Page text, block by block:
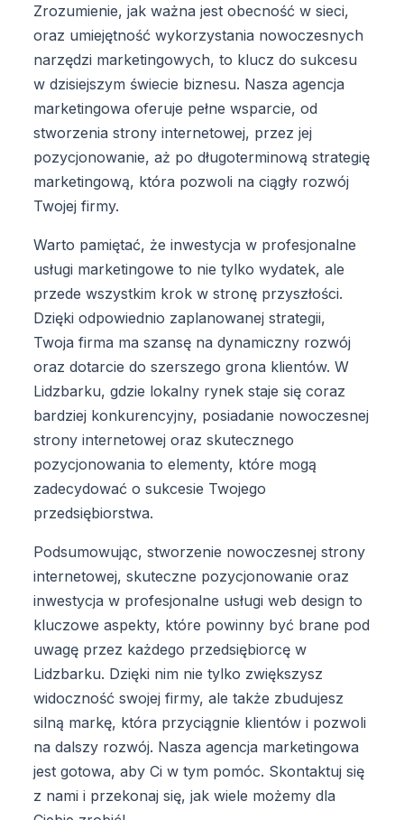
Zrozumienie, jak ważna jest obecność w sieci,
oraz umiejętność wykorzystania nowoczesnych
narzędzi marketingowych, to klucz do sukcesu
w dzisiejszym świecie biznesu. Nasza agencja
marketingowa oferuje pełne wsparcie, od
stworzenia strony internetowej, przez jej
pozycjonowanie, aż po długoterminową strategię
marketingową, która pozwoli na ciągły rozwój
Twojej firmy.
Warto pamiętać, że inwestycja w profesjonalne
usługi marketingowe to nie tylko wydatek, ale
przede wszystkim krok w stronę przyszłości.
Dzięki odpowiednio zaplanowanej strategii,
Twoja firma ma szansę na dynamiczny rozwój
oraz dotarcie do szerszego grona klientów. W
Lidzbarku, gdzie lokalny rynek staje się coraz
bardziej konkurencyjny, posiadanie nowoczesnej
strony internetowej oraz skutecznego
pozycjonowania to elementy, które mogą
zadecydować o sukcesie Twojego
przedsiębiorstwa.
Podsumowując, stworzenie nowoczesnej strony
internetowej, skuteczne pozycjonowanie oraz
inwestycja w profesjonalne usługi web design to
kluczowe aspekty, które powinny być brane pod
uwagę przez każdego przedsiębiorcę w
Lidzbarku. Dzięki nim nie tylko zwiększysz
widoczność swojej firmy, ale także zbudujesz
silną markę, która przyciągnie klientów i pozwoli
na dalszy rozwój. Nasza agencja marketingowa
jest gotowa, aby Ci w tym pomóc. Skontaktuj się
z nami i przekonaj się, jak wiele możemy dla